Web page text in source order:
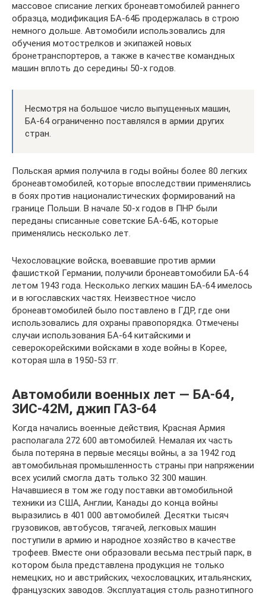
массовое списание легких бронеавтомобилей раннего
образца, модификация БА-64Б продержалась в строю
немного дольше. Автомобили использовались для
обучения мотострелков и экипажей новых
бронетранспортеров, а также в качестве командных
машин вплоть до середины 50-х годов.
Несмотря на большое число выпущенных машин,
БА-64 ограниченно поставлялся в армии других
стран.
Польская армия получила в годы войны более 80 легких
бронеавтомобилей, которые впоследствии применялись
в боях против националистических формирований на
границе Польши. В начале 50-х годов в ПНР были
переданы списанные советские БА-64Б, которые
применялись несколько лет.
Чехословацкие войска, воевавшие против армии
фашисткой Германии, получили бронеавтомобили БА-64
летом 1943 года. Несколько легких машин БА-64 имелось
и в югославских частях. Неизвестное число
бронеавтомобилей было поставлено в ГДР, где они
использовались для охраны правопорядка. Отмечены
случаи использования БА-64 китайскими и
северокорейскими войсками в ходе войны в Корее,
которая шла в 1950-53 гг.
Автомобили военных лет — БА-64,
ЗИС-42М, джип ГАЗ-64
Когда начались военные действия, Красная Армия
располагала 272 600 автомобилей. Немалая их часть
была потеряна в первые месяцы войны, а за 1942 год
автомобильная промышленность страны при напряжении
всех усилий смогла дать только 32 300 машин.
Начавшиеся в том же году поставки автомобильной
техники из США, Англии, Канады до конца войны
выразились в 401 000 автомобилей. Десятки тысяч
грузовиков, автобусов, тягачей, легковых машин
поступили в армию и народное хозяйство в качестве
трофеев. Вместе они образовали весьма пестрый парк, в
котором была представлена продукция не только
немецких, но и австрийских, чехословацких, итальянских,
французских заводов. Эксплуатация столь разнотипного